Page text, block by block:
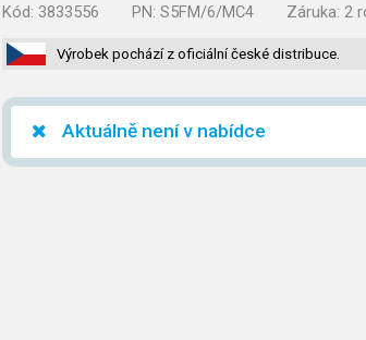
Kód: 3833556 PN: S5FM/6/MC4 Záruka: 2
Výrobek pochází z oficiální české distribuce.
Aktuálně není v nabídce